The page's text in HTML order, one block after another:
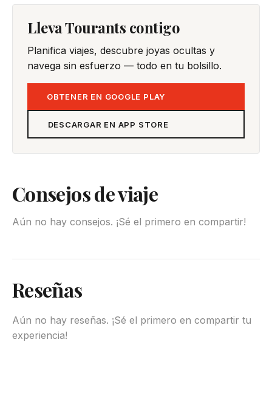
Lleva Tourants contigo
Planifica viajes, descubre joyas ocultas y
navega sin esfuerzo — todo en tu bolsillo.
OBTENER EN GOOGLE PLAY
DESCARGAR EN APP STORE
Consejos de viaje
Aún no hay consejos. ¡Sé el primero en compartir!
Reseñas
Aún no hay reseñas. ¡Sé el primero en compartir tu
experiencia!